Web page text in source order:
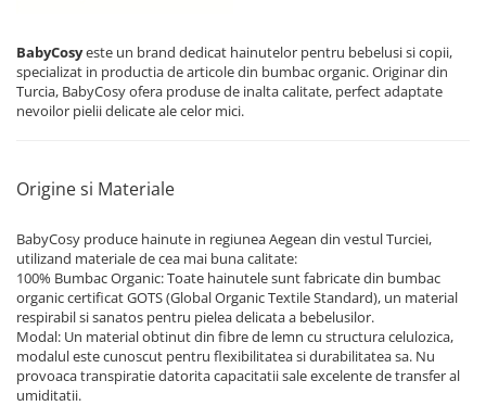
BabyCosyeste un brand dedicat hainutelor pentru bebelusi si copii,
specializat in productia de articole din bumbac organic. Originar din
Turcia, BabyCosy ofera produse de inalta calitate, perfect adaptate
nevoilor pielii delicate ale celor mici.
Origine si Materiale
BabyCosy produce hainute in regiunea Aegean din vestul Turciei,
utilizand materiale de cea mai buna calitate:
100% Bumbac Organic: Toate hainutele sunt fabricate din bumbac
organic certificat GOTS (Global Organic Textile Standard), un material
respirabil si sanatos pentru pielea delicata a bebelusilor.
Modal: Un material obtinut din fibre de lemn cu structura celulozica,
modalul este cunoscut pentru flexibilitatea si durabilitatea sa. Nu
provoaca transpiratie datorita capacitatii sale excelente de transfer al
umiditatii.